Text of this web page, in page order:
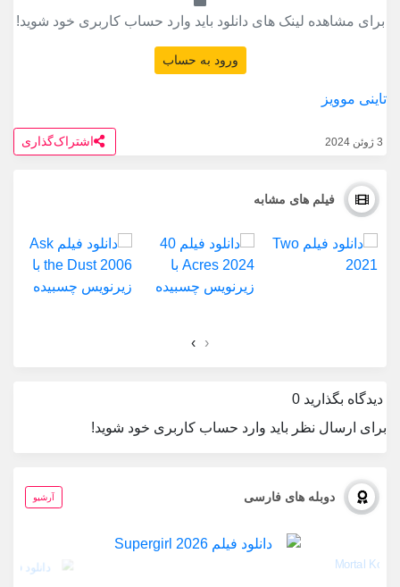
برای مشاهده لینک های دانلود باید وارد حساب کاربری خود شوید!
ورود به حساب
تاینی موویز
3 ژوئن 2024 اشتراک‌گذاری
فیلم های مشابه
‹
›
دیدگاه بگذارید 0
برای ارسال نظر باید وارد حساب کاربری خود شوید!
دوبله های فارسی آرشیو